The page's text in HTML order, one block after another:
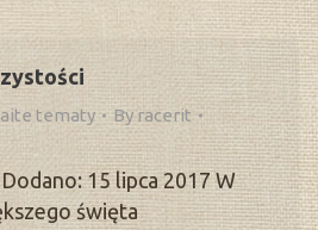
tematy Byracerit
15 lipca 2017 W
święta